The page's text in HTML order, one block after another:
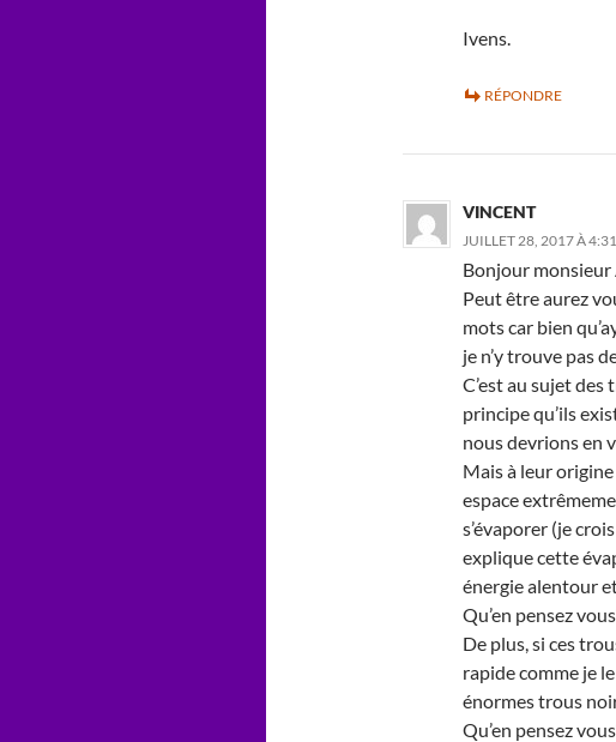
Ivens.
RÉPONDRE
VINCENT
JUILLET 28, 2017 À
Bonjour monsieur
Peut être aurez
mots car bien
je n’y trouve pas
C’est au sujet
principe qu’ils
nous devrions en
Mais à leur
espace
s’évaporer (je
explique cette
énergie alentour
Qu’en pensez
De plus, si ces
rapide comme je
énormes trous
Qu’en pensez